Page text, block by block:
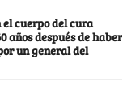
cuerpo del cura
años después de haber
un general del